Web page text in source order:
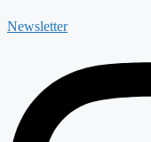
Newsletter